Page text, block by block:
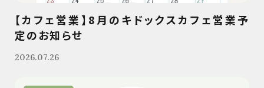
【カフェ営業】8月のキドックスカフェ営業予
定のお知らせ
2026.07.26